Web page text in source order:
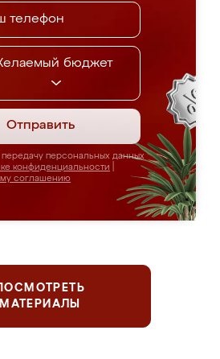
бюджет
Отправить
персональных данных
конфиденциальности
соглашению
ПОСМОТРЕТЬ
МАТЕРИАЛЫ